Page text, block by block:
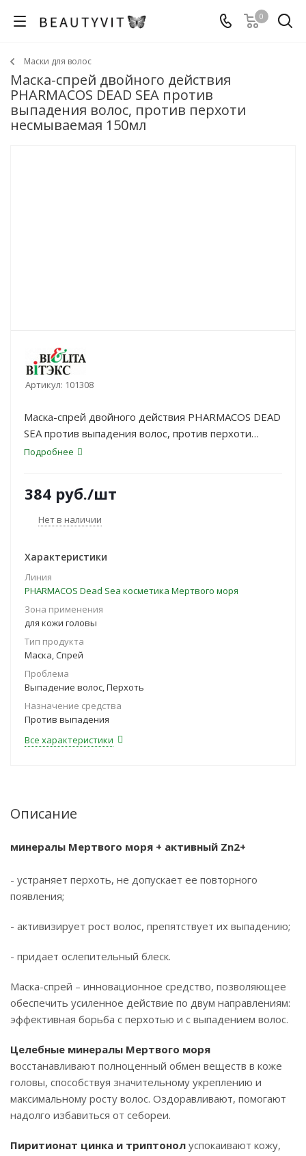
0
Маски для волос
Маска-спрей двойного действия
PHARMACOS DEAD SEA против
выпадения волос, против перхоти
несмываемая 150мл
Артикул: 101308
Маска-спрей двойного действия PHARMACOS DEAD
SEA против выпадения волос, против перхоти
несмываемая 150мл
Подробнее
384 руб./шт
Нет в наличии
Характеристики
Линия
PHARMACOS Dead Sea косметика Мертвого моря
Зона применения
для кожи головы
Тип продукта
Маска, Спрей
Проблема
Выпадение волос, Перхоть
Назначение средства
Против выпадения
Все характеристики
Описание
минералы Мертвого моря + активный Zn2+
- устраняет перхоть, не допускает ее повторного
появления;
- активизирует рост волос, препятствует их выпадению;
- придает ослепительный блеск.
Маска-спрей – инновационное средство, позволяющее
обеспечить усиленное действие по двум направлениям:
эффективная борьба с перхотью и с выпадением волос.
Целебные минералы Мертвого моря
восстанавливают полноценный обмен веществ в коже
головы, способствуя значительному укреплению и
максимальному росту волос. Оздоравливают, помогают
надолго избавиться от себореи.
Пиритионат цинка и триптонол успокаивают кожу,